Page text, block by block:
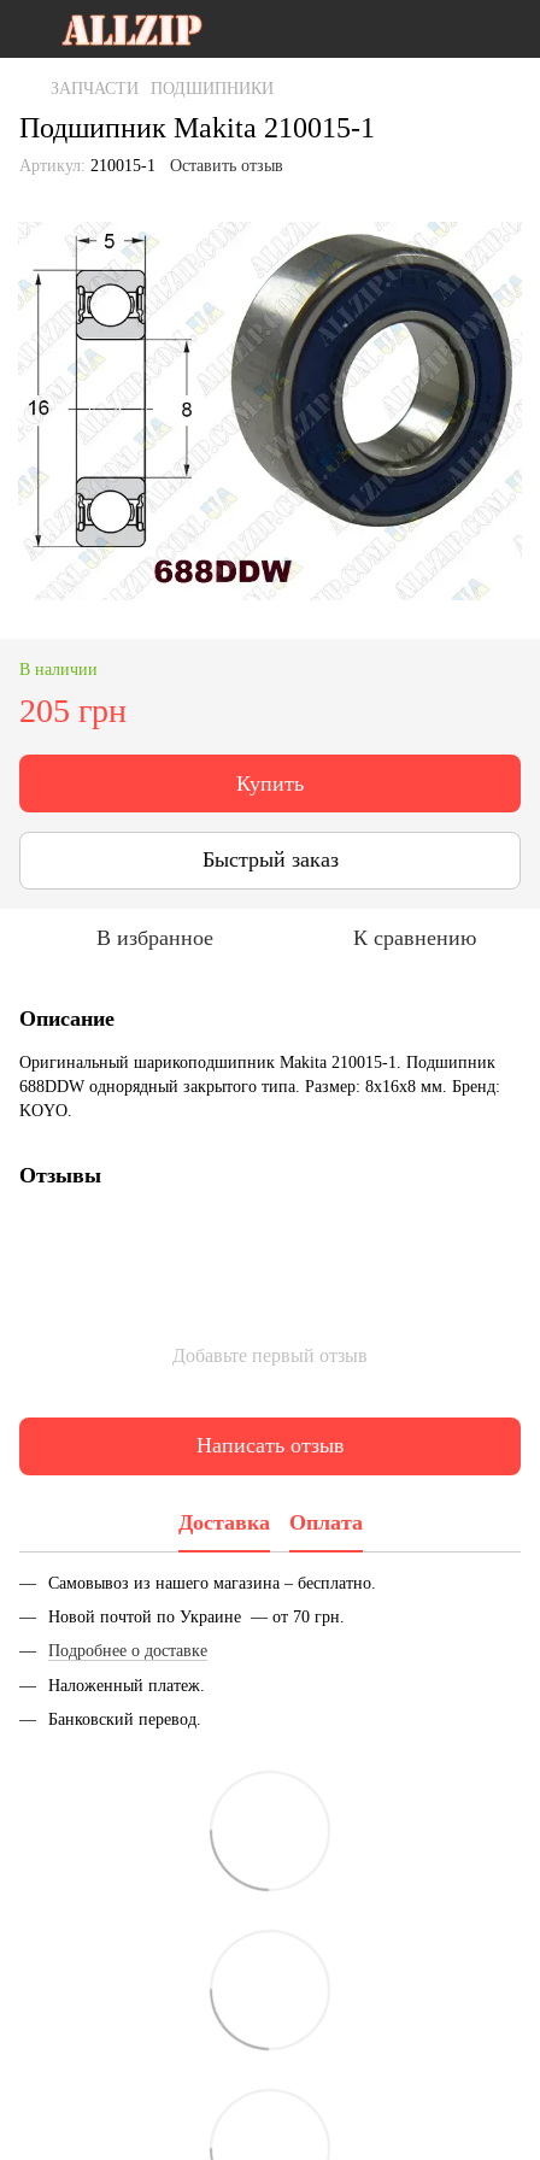
ЗАПЧАСТИ ПОДШИПНИКИ
Подшипник Makita 210015-1
Артикул: 210015-1 Оставить отзыв
В наличии
205 грн
Купить
Быстрый заказ
В избранное К сравнению
Описание
Оригинальный шарикоподшипник Makita 210015-1. Подшипник
688DDW однорядный закрытого типа. Размер: 8x16x8 мм. Бренд:
KOYO.
Отзывы
Добавьте первый отзыв
Написать отзыв
Доставка Оплата
Самовывоз из нашего магазина – бесплатно.
Новой почтой по Украине — от 70 грн.
Подробнее о доставке
Наложенный платеж.
Банковский перевод.